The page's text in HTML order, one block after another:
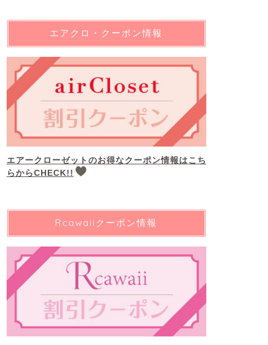
エアクロ・クーポン情報
エアークローゼットのお得なクーポン情報はこち
らからCHECK!!
Rcawaiiクーポン情報